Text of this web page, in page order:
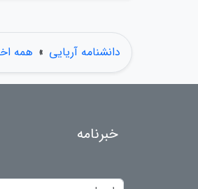
دانشنامه آریایی » همه
خبرنامه